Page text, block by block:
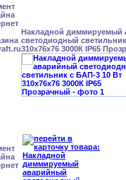
Накладной диммируемый
светодиодный
310x76x76 3000К IP65